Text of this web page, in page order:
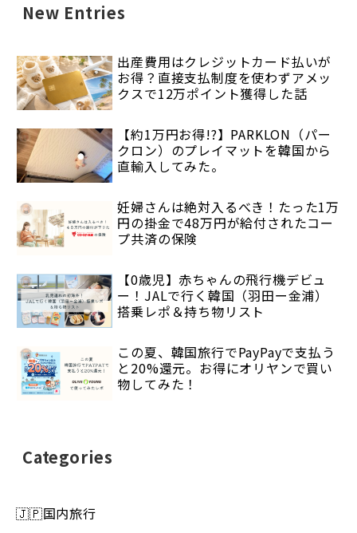
New Entries
出産費用はクレジットカード払いが
お得？直接支払制度を使わずアメッ
クスで12万ポイント獲得した話
【約1万円お得!?】PARKLON（パー
クロン）のプレイマットを韓国から
直輸入してみた。
妊婦さんは絶対入るべき！たった1万
円の掛金で48万円が給付されたコー
プ共済の保険
【0歳児】赤ちゃんの飛行機デビュ
ー！JALで行く韓国（羽田ー金浦）
搭乗レポ＆持ち物リスト
この夏、韓国旅行でPayPayで支払う
と20%還元。お得にオリヤンで買い
物してみた！
Categories
🇯🇵国内旅行